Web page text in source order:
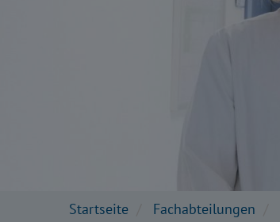
Startseite Fachabteilungen